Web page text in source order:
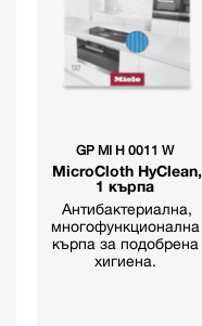
GP MI H 0011 W
MicroCloth HyClean,
1 кърпа
Антибактериална,
многофункционална
кърпа за подобрена
хигиена.